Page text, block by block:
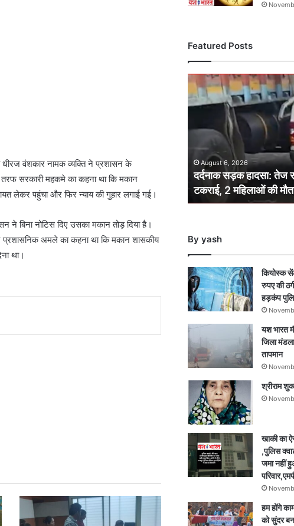
धीरज वंशकार नामक व्यक्ति ने प्रशासन के
तरफ सरकारी महकमे का कहना था कि मकान
लेकर पहुंचा और फिर न्याय की गुहार लगाई गई।
ने बिना नोटिस दिए उसका मकान तोड़ दिया है।
प्रशासनिक अमले का कहना था कि मकान शासकीय
था।
Featured Posts
दर्दनाक
सड़क
हादसा:
रफ्तार
ट्रक
टकराई,
2
मौत,
2
August 6, 2026
दर्दनाक सड़क हादसा: तेज
टकराई, 2 महिलाओं की
By yash
कियोस्क
रुपए की
हड़कंप
यश भारत
जिला
तापमान
श्रीराम
खाकी का
,पुलिस
जमा नहीं
हम होंगे
को सुंदर